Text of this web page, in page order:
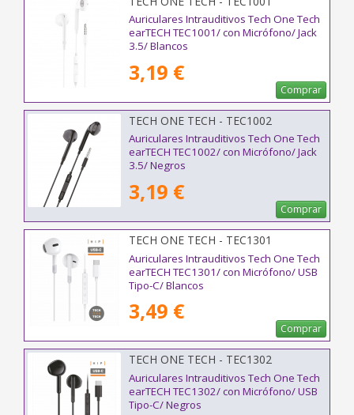
Auriculares Intrauditivos Tech One Tech
earTECH TEC1001/ con Micrófono/ Jack
3.5/ Blancos
3,19 €
Comprar
TECH ONE TECH - TEC1002
Auriculares Intrauditivos Tech One Tech
earTECH TEC1002/ con Micrófono/ Jack
3.5/ Negros
3,19 €
Comprar
TECH ONE TECH - TEC1301
Auriculares Intrauditivos Tech One Tech
earTECH TEC1301/ con Micrófono/ USB
Tipo-C/ Blancos
3,49 €
Comprar
TECH ONE TECH - TEC1302
Auriculares Intrauditivos Tech One Tech
earTECH TEC1302/ con Micrófono/ USB
Tipo-C/ Negros